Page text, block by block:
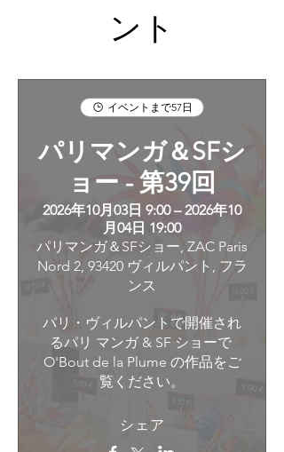
ント
イベントまで57日
パリマンガ＆SFシ
ョー - 第39回
2026年10月03日 9:00 – 2026年10
月04日 19:00
パリマンガ＆SFショー, ZAC Paris
Nord 2, 93420 ヴィルパント, フラ
ンス
パリ・ヴィルパントで開催され
るパリ マンガ & SF ショーで
O'Bout de la Plume の作品をご
覧ください。
シェア